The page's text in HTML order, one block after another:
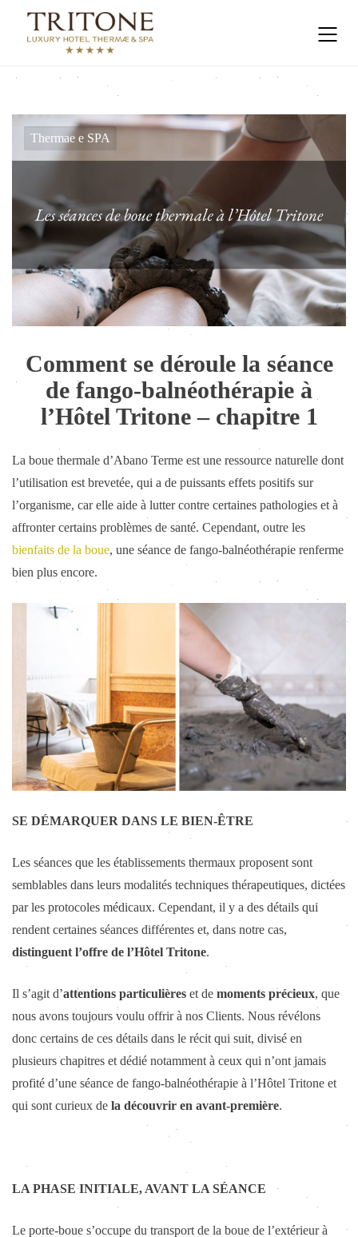
Thermae e SPA
Comment se déroule la séance
de fango-balnéothérapie à
l’Hôtel Tritone – chapitre 1
La boue thermale d’Abano Terme est une ressource naturelle dont
l’utilisation est brevetée, qui a de puissants effets positifs sur
l’organisme, car elle aide à lutter contre certaines pathologies et à
affronter certains problèmes de santé. Cependant, outre les
bienfaits de la boue, une séance de fango-balnéothérapie renferme
bien plus encore.
SE DÉMARQUER DANS LE BIEN-ÊTRE
Les séances que les établissements thermaux proposent sont
semblables dans leurs modalités techniques thérapeutiques, dictées
par les protocoles médicaux. Cependant, il y a des détails qui
rendent certaines séances différentes et, dans notre cas,
distinguent l’offre de l’Hôtel Tritone.
Il s’agit d’attentions particulières et demoments précieux, que
nous avons toujours voulu offrir à nos Clients. Nous révélons
donc certains de ces détails dans le récit qui suit, divisé en
plusieurs chapitres et dédié notamment à ceux qui n’ont jamais
profité d’une séance de fango-balnéothérapie à l’Hôtel Tritone et
qui sont curieux de la découvrir en avant-première.
LA PHASE INITIALE, AVANT LA SÉANCE
Le porte-boue s’occupe du transport de la boue de l’extérieur à